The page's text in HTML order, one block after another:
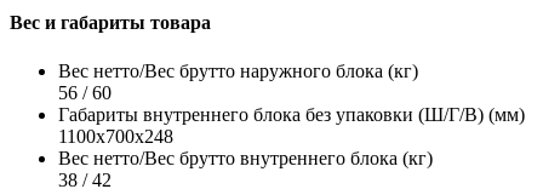
Вес и габариты товара
Вес нетто/Вес брутто наружного блока (кг)
56 / 60
Габариты внутреннего блока без упаковки (Ш/Г/В) (мм)
1100x700x248
Вес нетто/Вес брутто внутреннего блока (кг)
38 / 42